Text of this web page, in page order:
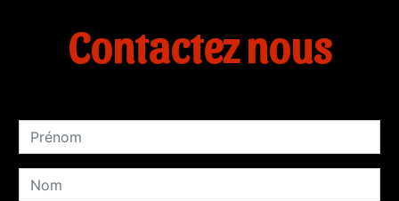
Contactez nous